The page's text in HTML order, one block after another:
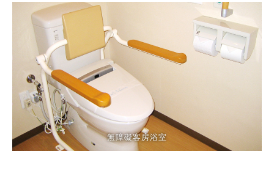
無障礙客房浴室